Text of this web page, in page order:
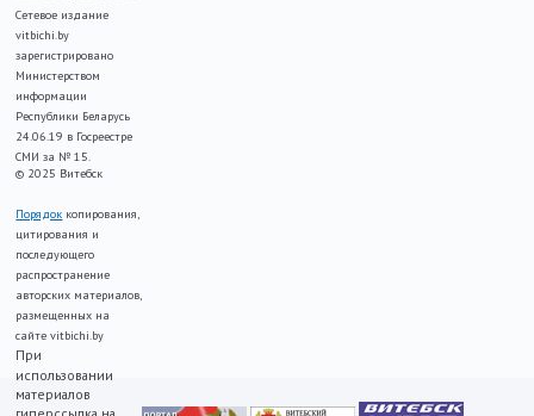
Сетевое издание
vitbichi.by
зарегистрировано
Министерством
информации
Республики Беларусь
24.06.19 в Госреестре
СМИ за № 15.
© 2025 Витебск
Порядок копирования,
цитирования и
последующего
распространение
авторских материалов,
размещенных на
сайте vitbichi.by
При
использовании
материалов